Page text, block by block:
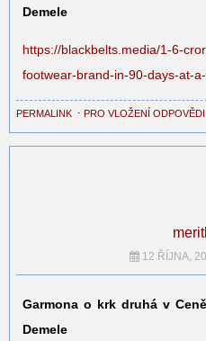
Demele
https://blackbelts.media/1-6-
footwear-brand-in-90-days-at-
PERMALINK ⋅ PRO VLOŽENÍ
12 ŘÍJNA,
Garmona o krk druhá v
Demele